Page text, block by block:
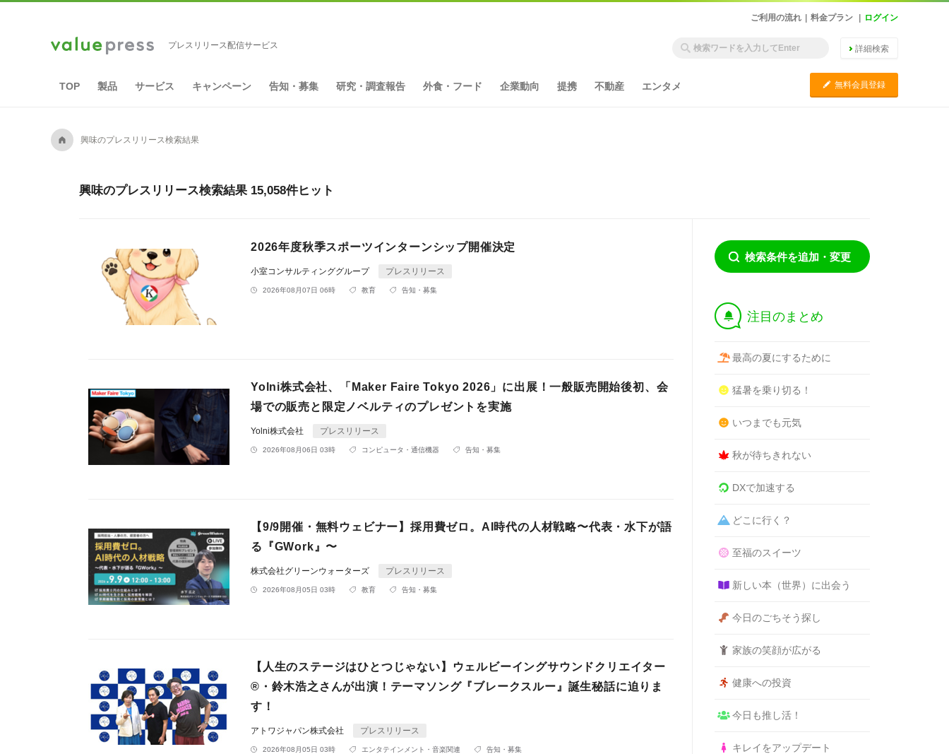
ご利用の流れ 料金プラン ログイン
プレスリリース配信サービス 詳細検索
TOP 製品 サービス キャンペーン 告知・募集 研究・調査報告 外食・フード 企業動向 提携 不動産 エンタメ C 無料会員登録
A 興味のプレスリリース検索結果
興味のプレスリリース検索結果 15,058件ヒット
2026年度秋季スポーツインターンシップ開催決定
小室コンサルティンググループ プレスリリース
2026年08月07日 06時 教育 告知・募集
Yolni株式会社、「Maker Faire Tokyo 2026」に出展！一般販売開始後初、会
場での販売と限定ノベルティのプレゼントを実施
Yolni株式会社 プレスリリース
2026年08月06日 03時 コンピュータ・通信機器 告知・募集
【9/9開催・無料ウェビナー】採用費ゼロ。AI時代の人材戦略〜代表・水下が語
る『GWork』〜
株式会社グリーンウォーターズ プレスリリース
2026年08月05日 03時 教育 告知・募集
【人生のステージはひとつじゃない】ウェルビーイングサウンドクリエイター
®・鈴木浩之さんが出演！テーマソング『ブレークスルー』誕生秘話に迫りま
す！
アトワジャパン株式会社 プレスリリース
2026年08月05日 03時 エンタテインメント・音楽関連 告知・募集
検索条件を追加・変更
† 注目のまとめ
最高の夏にするために
猛暑を乗り切る！
いつまでも元気
秋が待ちきれない
DXで加速する
どこに行く？
至福のスイーツ
新しい本（世界）に出会う
今日のごちそう探し
家族の笑顔が広がる
健康への投資
今日も推し活！
キレイをアップデート